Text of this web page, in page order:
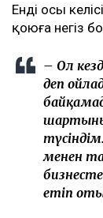
Енді осы
қоюға негіз
– Ол
деп
менен
етіп